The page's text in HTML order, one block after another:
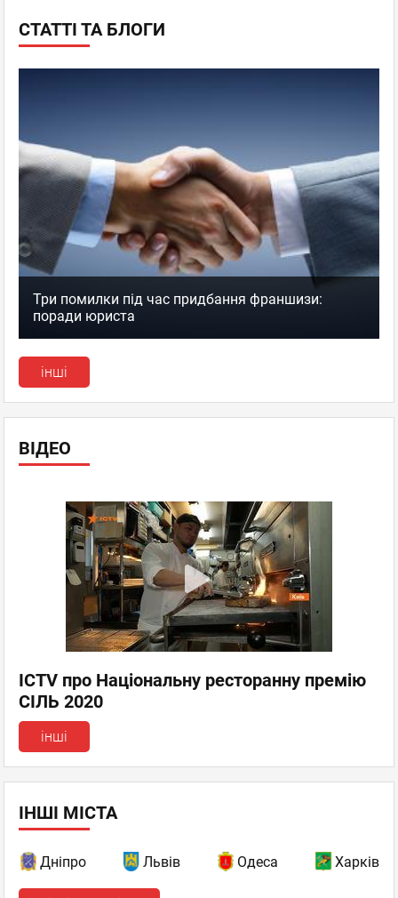
СТАТТІ ТА БЛОГИ
Три помилки під час придбання франшизи:
поради юриста
інші
ВІДЕО
ICTV про Національну ресторанну премію
СІЛЬ 2020
інші
ІНШІ МІСТА
Дніпро Львів Одеса Харків